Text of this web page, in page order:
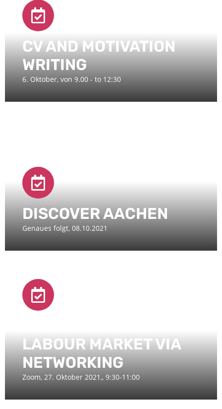
CV AND MOTIVATION
WRITING
6. Oktober, von 9.00 - to 12:30
DISCOVER AACHEN
Genaues folgt, 08.10.2021
LABOUR MARKET VIA
NETWORKING
Zoom, 27. Oktober 2021,, 9:30-11:00